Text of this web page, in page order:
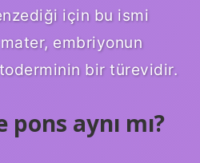
için bu ismi
embriyonun
bir türevidir.
pons aynı mı?